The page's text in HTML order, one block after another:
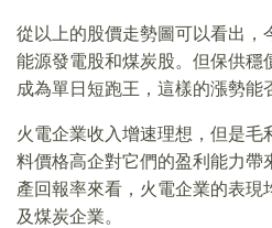
從以上的股價走勢圖可以看出，
能源發電股和煤炭股。但保供穩
成為單日短跑王，這樣的漲勢能
火電企業收入增速理想，但是毛
料價格高企對它們的盈利能力帶
產回報率來看，火電企業的表現
及煤炭企業。